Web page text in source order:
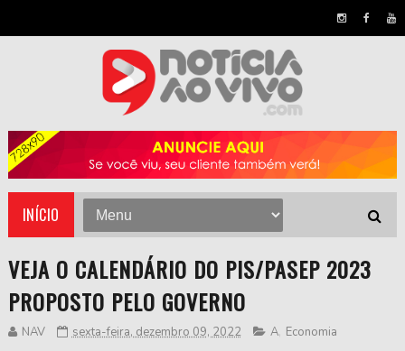
INÍCIO
VEJA O CALENDÁRIO DO PIS/PASEP 2023
PROPOSTO PELO GOVERNO
NAV sexta-feira, dezembro 09, 2022 A, Economia